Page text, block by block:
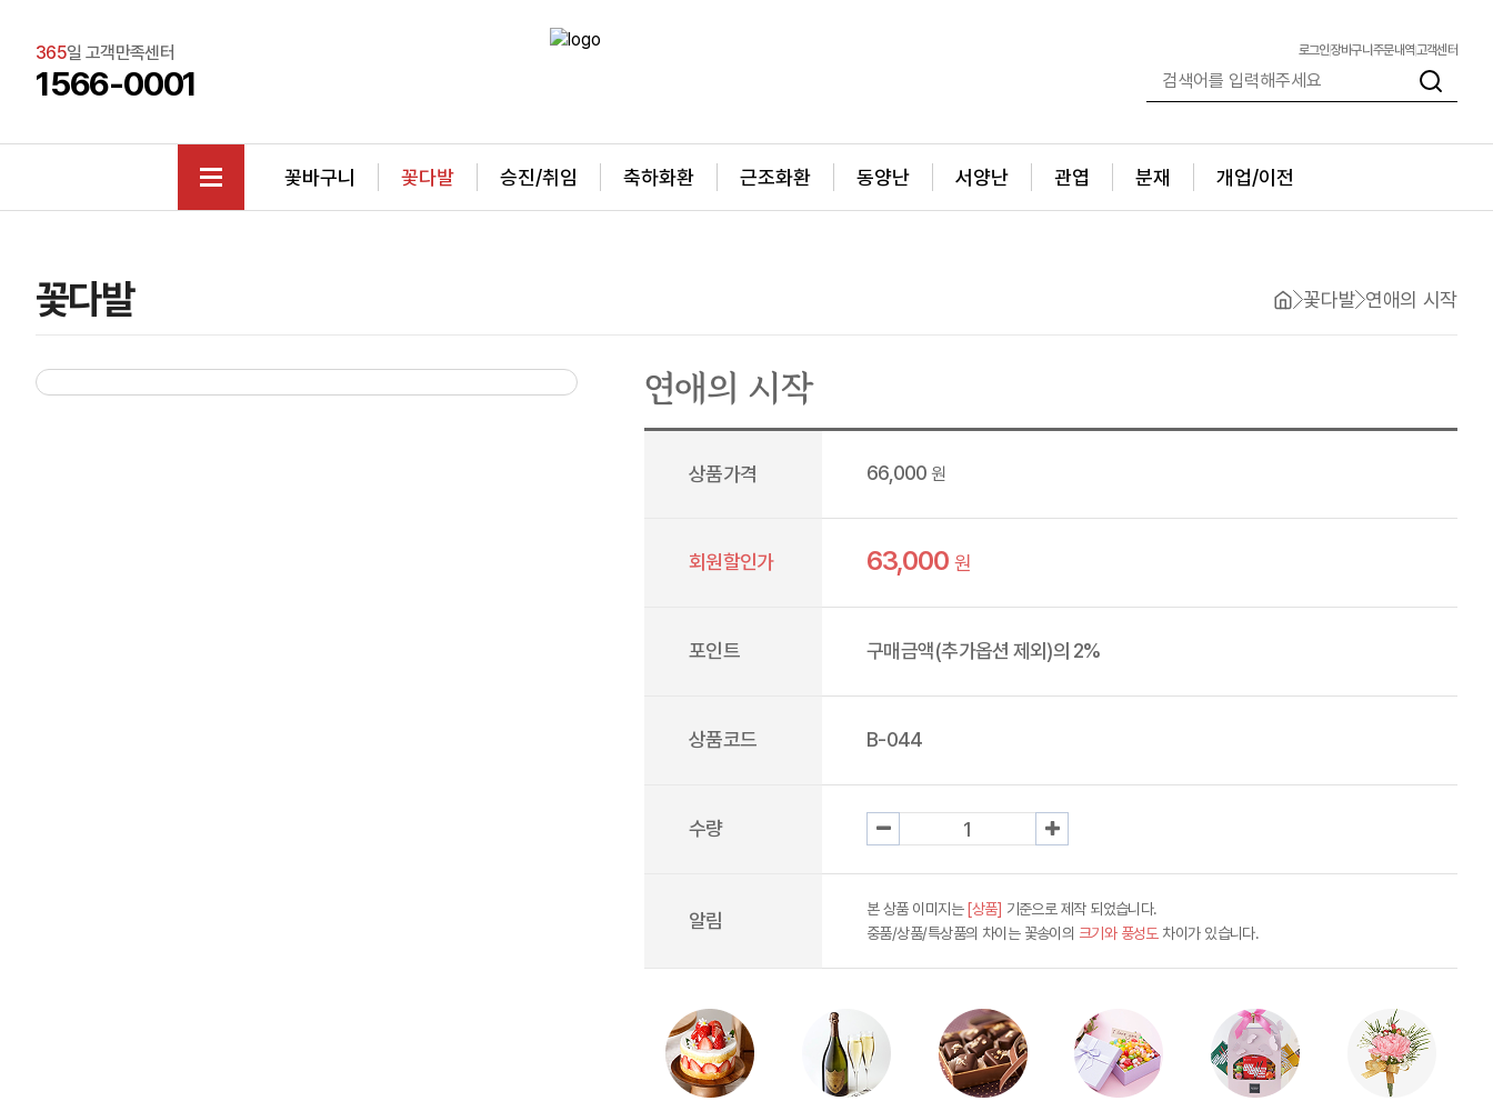
365일 고객만족센터
1566-0001
로그인장바구니 주문내역고객센터
꽃바구니 꽃다발 승진/취임 축하화환 근조화환 동양난 서양난 관엽 분재 개업/이전
꽃다발 꽃다발 연애의 시작
연애의 시작
상품가격 66,000 원
회원할인가 63,000원
포인트 구매금액(추가옵션 제외)의 2%
상품코드 B-044
수량
알림 본 상품 이미지는 [상품] 기준으로 제작 되었습니다.
중품/상품/특상품의 차이는 꽃송이의 크기와 풍성도 차이가 있습니다.